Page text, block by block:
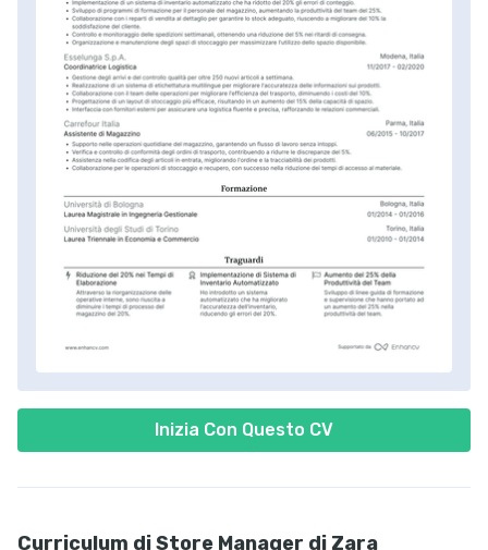
Inizia Con Questo CV
Curriculum di Store Manager di Zara